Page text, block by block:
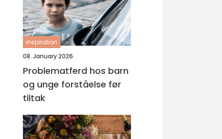
inspiration
08. January 2026
Problematferd hos barn
og unge forståelse før
tiltak